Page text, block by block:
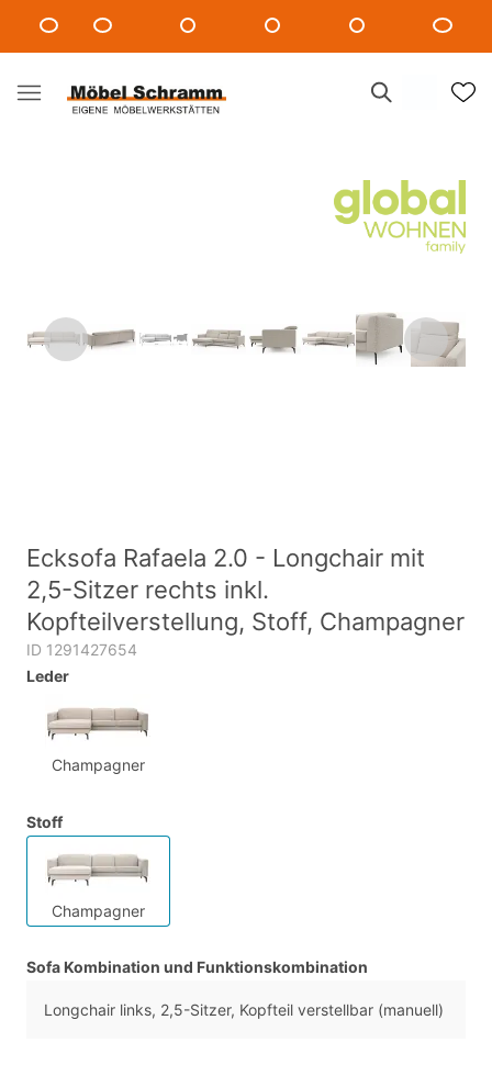
Ecksofa Rafaela 2.0 - Longchair mit
2,5-Sitzer rechts inkl.
Kopfteilverstellung, Stoff, Champagner
ID 1291427654
Leder
Champagner
Stoff
Champagner
Sofa Kombination und Funktionskombination
Longchair links, 2,5-Sitzer, Kopfteil verstellbar (manuell)